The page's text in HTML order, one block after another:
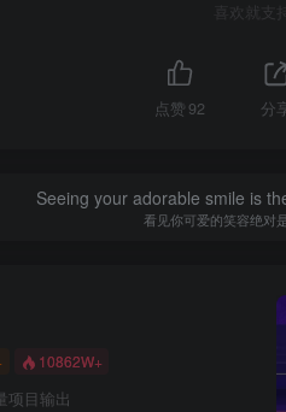
喜欢就支
点赞 92 分
Seeing your adorable smile is
看见你可爱的笑容绝对
10862W+
项目输出